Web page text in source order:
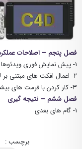
فصل پنجم – اصلاحات
۱- پیش نمایش فوری ویدئوها
۲- اعمال افکت های مبتنی بر GPU
۳- کار کردن با فرمت های بیشتر
فصل ششم – نتیجه گیری
۱- گام های بعدی
برچسب :